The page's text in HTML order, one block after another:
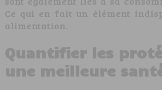
Ce qui en fait un élément
alimentation.
Quantifier les
une meilleure